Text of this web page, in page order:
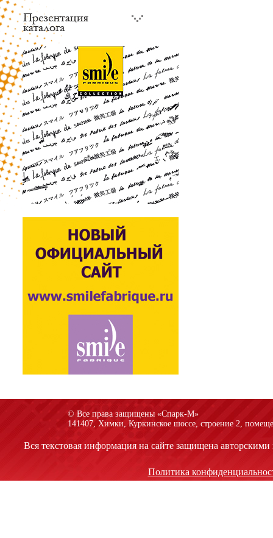
© Все права защищены «Спарк-M»
141407, Химки, Куркинское шоссе, строение 2,
Вся текстовая информация на сайте защищена
Политика